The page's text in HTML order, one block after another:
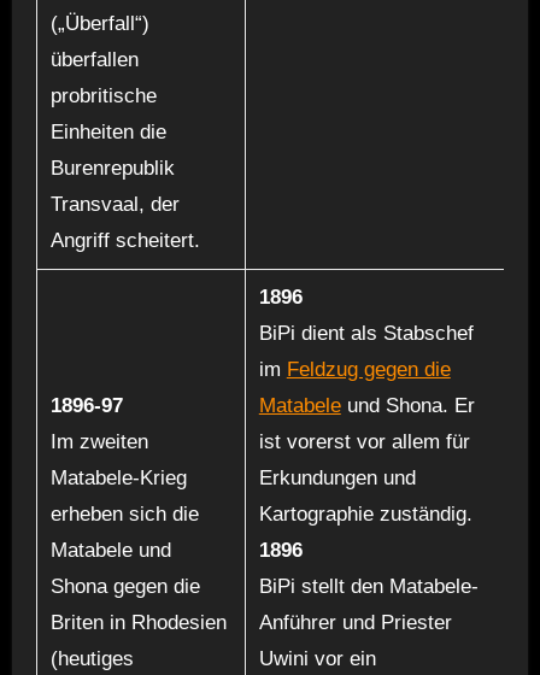
(„Überfall“)
überfallen
probritische
Einheiten die
Burenrepublik
Transvaal, der
Angriff scheitert.
1896-97
Im zweiten
Matabele-Krieg
erheben sich die
Matabele und
Shona gegen die
Briten in Rhodesien
(heutiges
1896
BiPi dient als Stabschef
im Feldzug gegen die
Matabeleund Shona. Er
ist vorerst vor allem für
Erkundungen und
Kartographie zuständig.
1896
BiPi stellt den Matabele-
Anführer und Priester
Uwini vor ein